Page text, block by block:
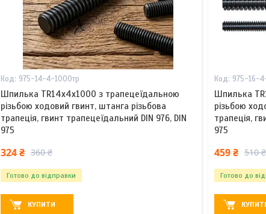
975-14-4-1000тр
Шпилька TR14x4х1000 з трапецеїдальною
різьбою ходовий гвинт, штанга різьбова
трапеція, гвинт трапецеїдальний DIN 976, DIN
975
324 ₴ 360 ₴
Готово до відправки
КУПИТИ
975-16-
Шпилька
різьбою
трапеція,
975
459 ₴ 510 ₴
Готово до